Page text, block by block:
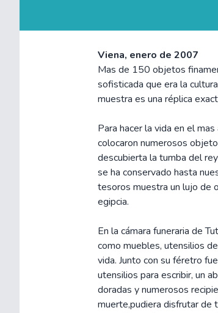
Viena, enero de 2007
Mas de 150 objetos
sofisticada que era la
muestra es una réplica
Para hacer la vida en el
colocaron numerosos
descubierta la tumba del
se ha conservado hasta
tesoros muestra un lujo de
egipcia.
En la cámara funeraria de
como muebles, utensilios
vida. Junto con su féretro
utensilios para escribir, un
doradas y numerosos
muerte,pudiera disfrutar de